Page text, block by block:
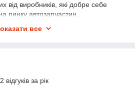
від виробників, які добре себе
ринку автозапчастин.
магазину мають профільну
різновиди
майже в кожній системі
них залежить функціонування
все
за рік